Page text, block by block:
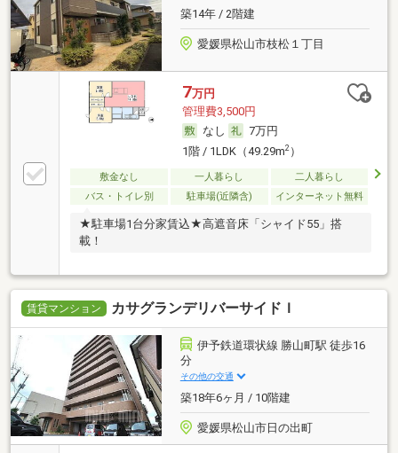
築14年 / 2階建
愛媛県松山市枝松１丁目
7万円
管理費3,500円
なし
7万円
1階 / 1LDK（49.29m2）
敷金なし 一人暮らし
二人暮らし
バス・トイレ別
駐車場(近隣含) インターネット無料
★駐車場1台分家賃込★高遮音床「シャイド55」搭
載！
賃貸マンション カサグランデリバーサイドＩ
伊予鉄道環状線 勝山町駅 徒歩16
分
その他の交通
築18年6ヶ月 / 10階建
愛媛県松山市日の出町